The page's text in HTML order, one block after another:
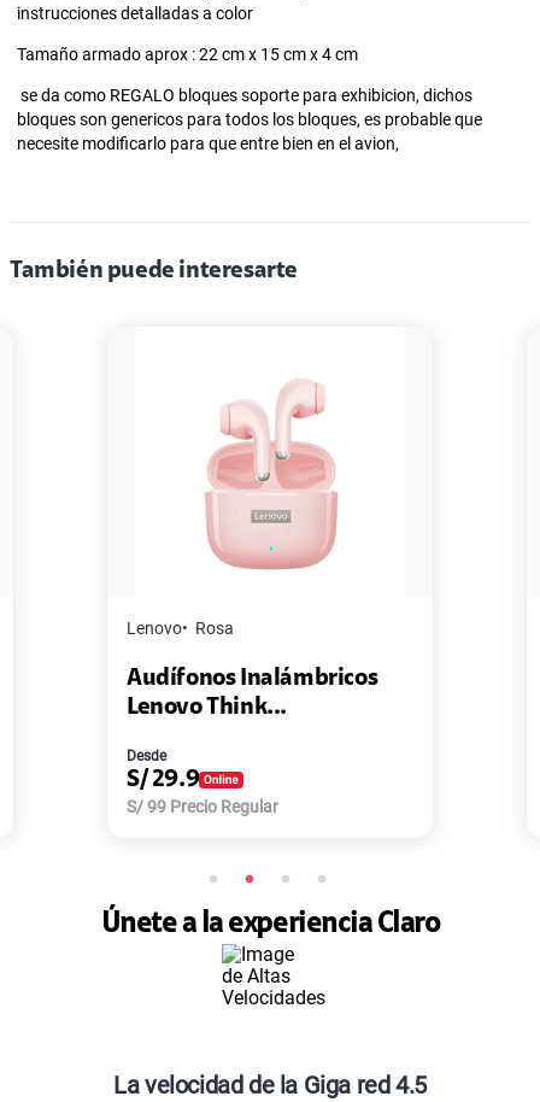
instrucciones detalladas a color
Tamaño armado aprox : 22 cm x 15 cm x 4 cm
se da como REGALO bloques soporte para exhibicion, dichos
bloques son genericos para todos los bloques, es probable que
necesite modificarlo para que entre bien en el avion,
También puede interesarte
Inalámbricos
Pack de 2 Power
Únete a la experiencia Claro
La velocidad de la Giga red 4.5